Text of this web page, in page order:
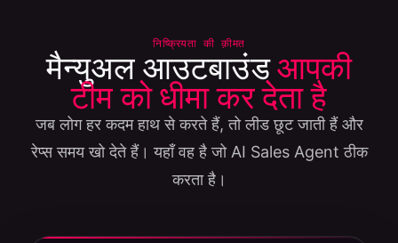
निष्क्रियता की क़ीमत
मैन्युअल आउटबाउंडआपकी
टीम को धीमा कर देता है
जब लोग हर कदम हाथ से करते हैं, तो लीड छूट जाती हैं और
रेप्स समय खो देते हैं। यहाँ वह है जो AI Sales Agent ठीक
करता है।